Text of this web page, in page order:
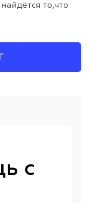
то,что
с